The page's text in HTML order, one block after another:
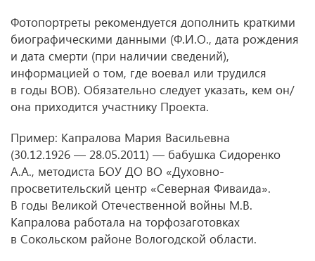
Фотопортреты рекомендуется дополнить краткими
биографическими данными (Ф.И.О., дата рождения
и дата смерти (при наличии сведений),
информацией о том, где воевал или трудился
в годы ВОВ). Обязательно следует указать, кем он/
она приходится участнику Проекта.
Пример: Капралова Мария Васильевна
(30.12.1926 — 28.05.2011) — бабушка Сидоренко
А.А., методиста БОУ ДО ВО «Духовно-
просветительский центр «Северная Фиваида».
В годы Великой Отечественной войны М.В.
Капралова работала на торфозаготовках
в Сокольском районе Вологодской области.